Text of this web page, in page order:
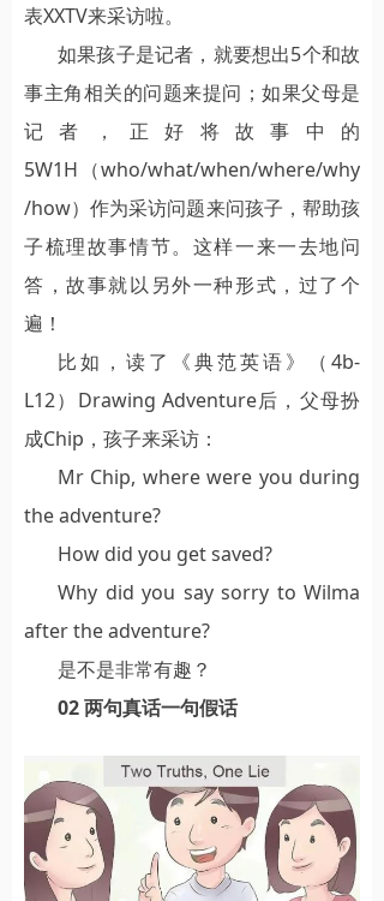
表XXTV来采访啦。
如果孩子是记者，就要想出5个和故
事主角相关的问题来提问；如果父母是
记者，正好将故事中的
5W1H（who/what/when/where/why
/how）作为采访问题来问孩子，帮助孩
子梳理故事情节。这样一来一去地问
答，故事就以另外一种形式，过了个
遍！
比如，读了《典范英语》（4b-
L12）Drawing Adventure后，父母扮
成Chip，孩子来采访：
Mr Chip, where were you during
the adventure?
How did you get saved?
Why did you say sorry to Wilma
after the adventure?
是不是非常有趣？
02 两句真话一句假话